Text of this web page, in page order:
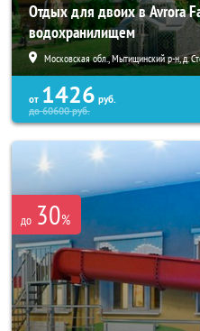
Отдых для двоих в Avrora
водохранилищем
Московская обл., Мытищинский р-н, д.
от 1426 руб.
до60600руб.
до 30%